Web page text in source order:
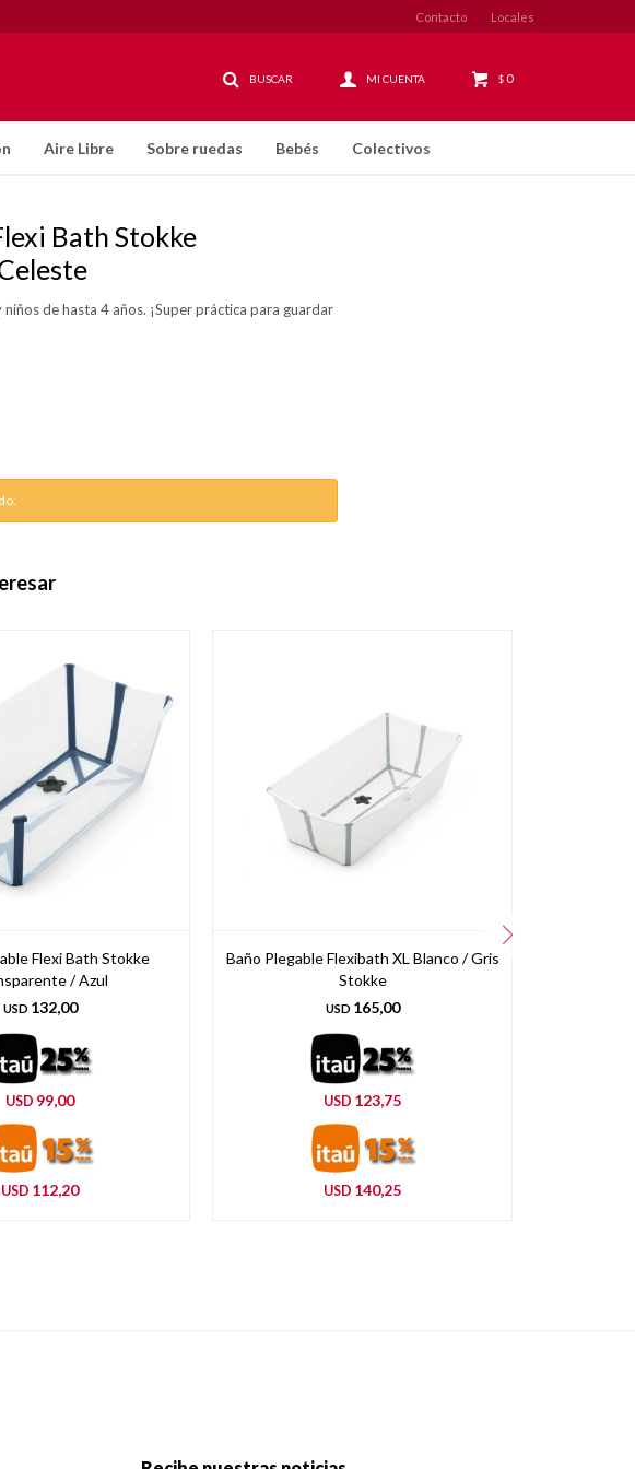
Aire Libre Sobre ruedas Bebés Colectivos
$ 0
Contacto Locales
Bath Stokke
de hasta 4 años. ¡Super práctica para guardar
Flexi Bath Stokke
/ Azul
USD 132,00
USD 99,00
USD 112,20
Baño Plegable Flexibath XL Blanco / Gris
Stokke
USD 165,00
USD 123,75
USD 140,25